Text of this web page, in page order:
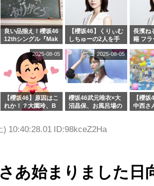
良い品揃え！櫻坂46
12thシングル『Mak
シャルグッズ絶賛販
売受付中
【櫻坂46】くりぃむ
しちゅーの2人を手
【くりぃむナンタ
ラ】
長濱ね
籍 フラ
【櫻坂46】原因はこ
れか！？大園玲、B
2025-08-05
櫻坂46武元唯衣×大
沼晶保、お風呂場の
タラ】
2025-08-05
【櫻
中西さ
) 10:40:28.01 ID:98kceZ2Ha
あ始まりました日